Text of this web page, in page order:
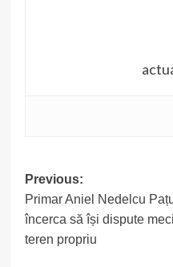
Post
navigation
Previous:
Primar Aniel Nedelcu
încerca să își dispute
teren propriu